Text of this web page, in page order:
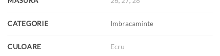
CATEGORIE Imbracaminte
CULOARE Ecru